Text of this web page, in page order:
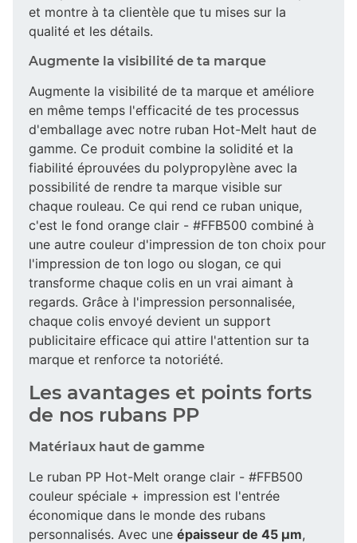
et montre à ta clientèle que tu mises sur la
qualité et les détails.
Augmente la visibilité de ta marque
Augmente la visibilité de ta marque et améliore
en même temps l'efficacité de tes processus
d'emballage avec notre ruban Hot-Melt haut de
gamme. Ce produit combine la solidité et la
fiabilité éprouvées du polypropylène avec la
possibilité de rendre ta marque visible sur
chaque rouleau. Ce qui rend ce ruban unique,
c'est le fond orange clair - #FFB500 combiné à
une autre couleur d'impression de ton choix pour
l'impression de ton logo ou slogan, ce qui
transforme chaque colis en un vrai aimant à
regards. Grâce à l'impression personnalisée,
chaque colis envoyé devient un support
publicitaire efficace qui attire l'attention sur ta
marque et renforce ta notoriété.
Les avantages et points forts
de nos rubans PP
Matériaux haut de gamme
Le ruban PP Hot-Melt orange clair - #FFB500
couleur spéciale + impression est l'entrée
économique dans le monde des rubans
personnalisés. Avec une épaisseur de 45 µm,